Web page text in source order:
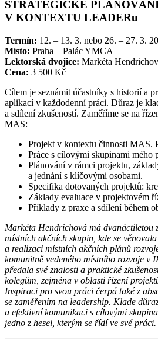
STRATEGICKÉ
V KONTEXTU LEADERu
Termín: 12. – 13. 3. nebo 26. – 27. 3.
Místo: Praha – Palác YMCA
Lektorská dvojice: Markéta
Cena: 3 500 Kč
Cílem je seznámit účastníky s historií a
aplikací v každodenní práci. Důraz je
a sdílení zkušeností. Zaměříme se na
MAS:
Projekt v kontextu činnosti MAS.
Práce s cílovými skupinami mého
Plánování v rámci projektu,
a jednání s klíčovými osobami.
Specifika dotovaných projektů:
Základy evaluace v projektovém
Příklady z praxe a sdílení během
Markéta Hendrichová má dvanáctiletou
místních akčních skupin, kde se
a realizaci místních akčních plánů
komunitně vedeného místního rozvoje v
předala své znalosti a praktické
kolegům, zejména v oblasti řízení
Inspiraci pro svou práci čerpá také z
se zaměřením na leadership. Klade
a efektivní komunikaci s cílovými
jedno z hesel, kterým se řídí ve své práci.